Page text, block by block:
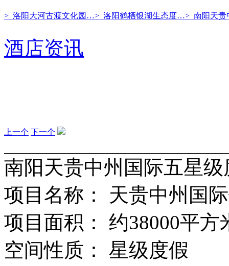
> 洛阳大河古渡文化园…> 洛阳鹤栖银湖生态度…> 南阳天
酒店资讯
上一个 下一个
南阳天贵中州国际五星
项目名称： 天贵中州国
项目面积： 约38000平方
空间性质： 星级度假